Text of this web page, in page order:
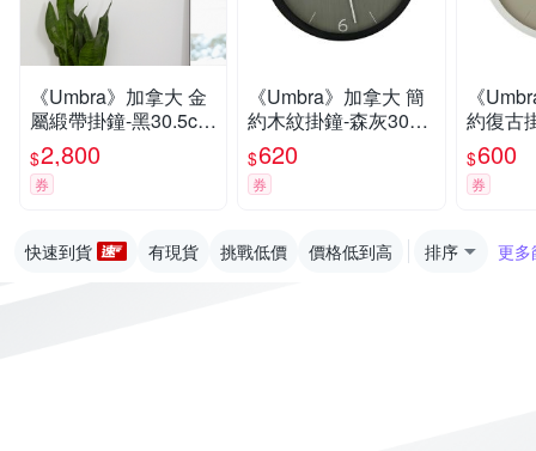
《Umbra》加拿大 金
屬緞帶掛鐘-黑30.5cm
-- 時鐘 壁掛時鐘
$2,800
券
《Umbra》加拿大 簡
約木紋掛鐘-森灰30cm
-- 壁掛 時鐘
$620
券
《
約復古
cm--
$600
券
快速到貨 有現貨 挑戰低價 價格低到高 排序 更多